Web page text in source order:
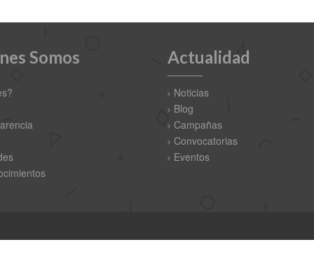
Somos Actualidad
Noticias
Blog
Campañas
Convocatorias
Eventos